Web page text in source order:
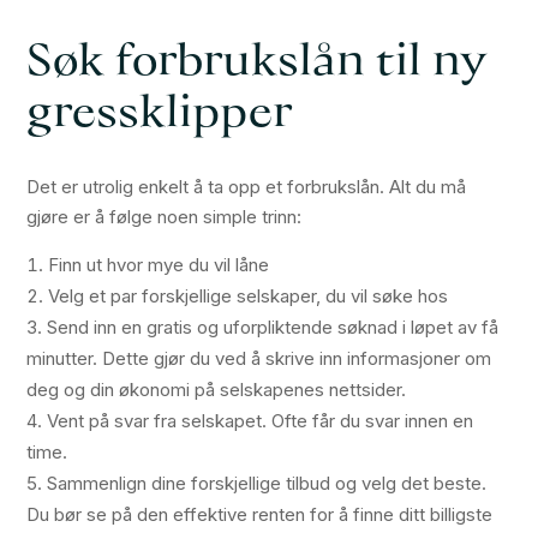
Søk forbrukslån til ny
gressklipper
Det er utrolig enkelt å ta opp et forbrukslån. Alt du må
gjøre er å følge noen simple trinn:
Finn ut hvor mye du vil låne
Velg et par forskjellige selskaper, du vil søke hos
Send inn en gratis og uforpliktende søknad i løpet av få
minutter. Dette gjør du ved å skrive inn informasjoner om
deg og din økonomi på selskapenes nettsider.
Vent på svar fra selskapet. Ofte får du svar innen en
time.
Sammenlign dine forskjellige tilbud og velg det beste.
Du bør se på den effektive renten for å finne ditt billigste